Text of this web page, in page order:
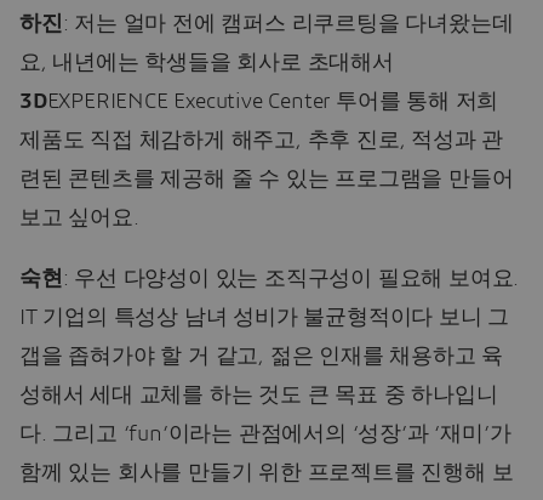
하진 : 저는 얼마 전에 캠퍼스 리쿠르팅을 다녀왔는데
요, 내년에는 학생들을 회사로 초대해서
3DEXPERIENCE Executive Center 투어를 통해 저희
제품도 직접 체감하게 해주고, 추후 진로, 적성과 관
련된 콘텐츠를 제공해 줄 수 있는 프로그램을 만들어
보고 싶어요.
숙현 : 우선 다양성이 있는 조직구성이 필요해 보여요.
IT 기업의 특성상 남녀 성비가 불균형적이다 보니 그
갭을 좁혀가야 할 거 같고, 젊은 인재를 채용하고 육
성해서 세대 교체를 하는 것도 큰 목표 중 하나입니
다. 그리고 ‘fun’이라는 관점에서의 ‘성장’과 ‘재미’가
함께 있는 회사를 만들기 위한 프로젝트를 진행해 보